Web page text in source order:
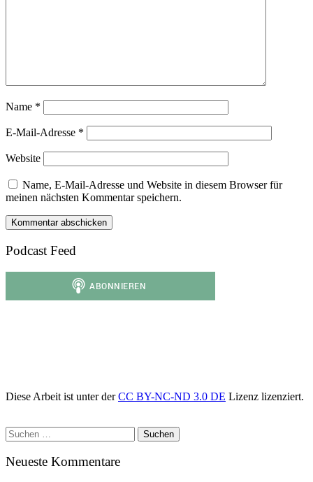
Name *
E-Mail-Adresse *
Website
Name, E-Mail-Adresse und Website in diesem Browser für
meinen nächsten Kommentar speichern.
Podcast Feed
Diese Arbeit ist unter derCC BY-NC-ND 3.0 DE Lizenz lizenziert.
Suchen
nach:
Neueste Kommentare